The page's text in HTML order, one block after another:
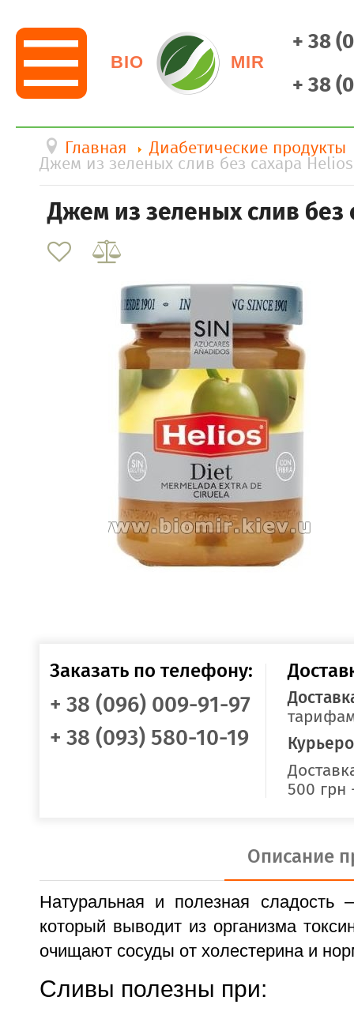
BIO MIR
+ 38
+ 38
Главная Диабетические продукты
Джем из зеленых слив без сахара
Джем из зеленых слив без
Заказать по телефону:
+ 38 (096) 009-91-97
+ 38 (093) 580-10-19
500
Описание
Натуральная и полезная
который выводит из организма
очищают сосуды от холестерина и
Сливы полезны при: